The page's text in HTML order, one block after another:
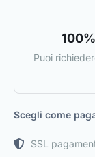
Puoi
Scegli come
SSL